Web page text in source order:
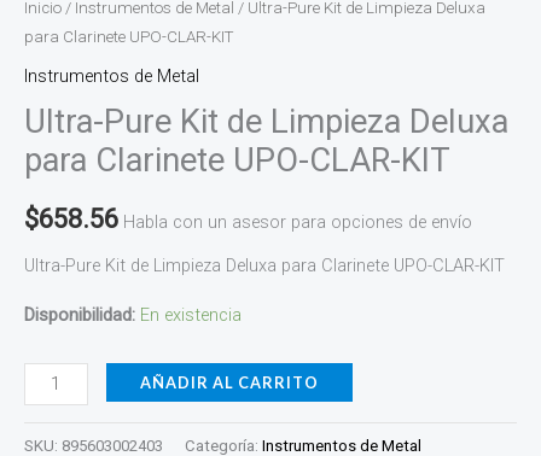
Inicio / Instrumentos de Metal / Ultra-Pure Kit de Limpieza Deluxa
para Clarinete UPO-CLAR-KIT
Instrumentos de Metal
Ultra-Pure Kit de Limpieza Deluxa
para Clarinete UPO-CLAR-KIT
$658.56 Habla con un asesor para opciones de envío
Ultra-Pure Kit de Limpieza Deluxa para Clarinete UPO-CLAR-KIT
Disponibilidad: En existencia
AÑADIR AL CARRITO
SKU: 895603002403 Categoría: Instrumentos de Metal